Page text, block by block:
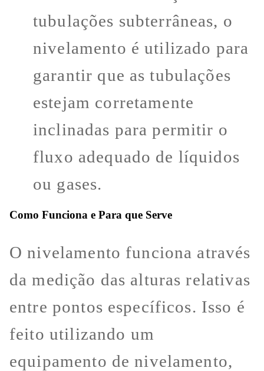
tubulações subterrâneas, o
nivelamento é utilizado para
garantir que as tubulações
estejam corretamente
inclinadas para permitir o
fluxo adequado de líquidos
ou gases.
Como Funciona e Para que Serve
O nivelamento funciona através
da medição das alturas relativas
entre pontos específicos. Isso é
feito utilizando um
equipamento de nivelamento,